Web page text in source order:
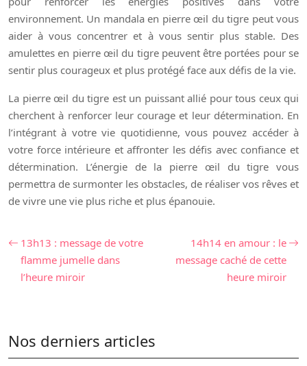
environnement. Un mandala en pierre œil du tigre peut vous
aider à vous concentrer et à vous sentir plus stable. Des
amulettes en pierre œil du tigre peuvent être portées pour se
sentir plus courageux et plus protégé face aux défis de la vie.
La pierre œil du tigre est un puissant allié pour tous ceux qui
cherchent à renforcer leur courage et leur détermination. En
l’intégrant à votre vie quotidienne, vous pouvez accéder à
votre force intérieure et affronter les défis avec confiance et
détermination. L’énergie de la pierre œil du tigre vous
permettra de surmonter les obstacles, de réaliser vos rêves et
de vivre une vie plus riche et plus épanouie.
13h13 : message de votre
flamme jumelle dans
l’heure miroir
14h14 en amour : le
message caché de cette
heure miroir
Nos derniers articles